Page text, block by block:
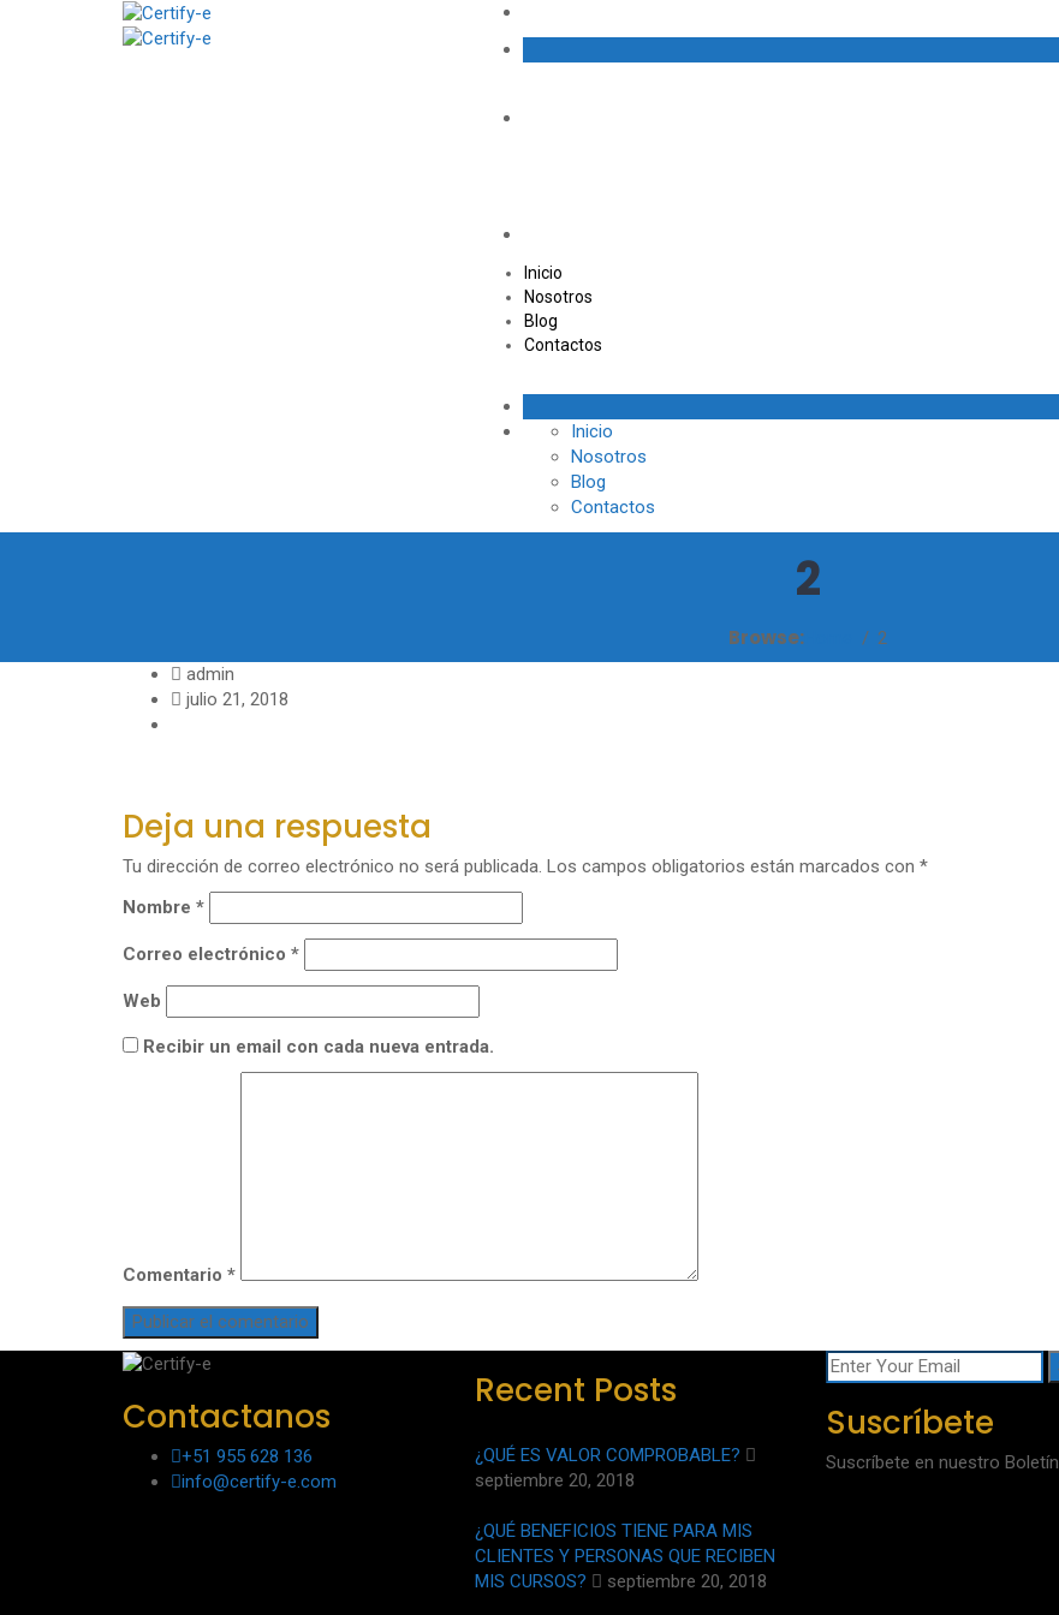
Inicio
Nosotros
Blog
Contactos
Inicio
Nosotros
Blog
Contactos
2
Browse:
2
admin
julio 21, 2018
Deja una respuesta
Tu dirección de correo electrónico no será publicada. Los campos obligatorios están marcados con *
Nombre *
Correo electrónico *
Web
Recibir un email con cada nueva entrada.
Comentario *
Contactanos
+51 955 628 136
info@certify-e.com
Recent Posts
¿QUÉ ES VALOR COMPROBABLE?
septiembre 20, 2018
¿QUÉ BENEFICIOS TIENE PARA MIS
CLIENTES Y PERSONAS QUE RECIBEN
MIS CURSOS?
septiembre 20, 2018
Suscríbete
Suscríbete en nuestro Boletín